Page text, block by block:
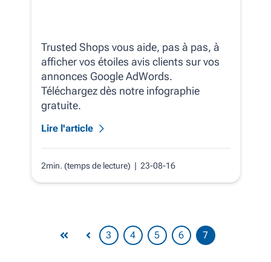
Trusted Shops vous aide, pas à pas, à
afficher vos étoiles avis clients sur vos
annonces Google AdWords.
Téléchargez dès notre infographie
gratuite.
Lire l'article
2min. (temps de lecture) | 23-08-16
3 4 5 6 7